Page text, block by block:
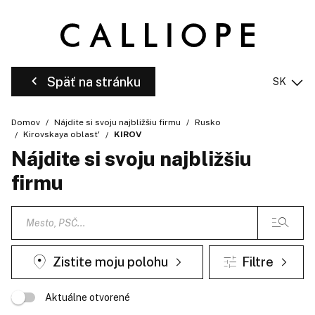
Späť na stránku SK
Domov Nájdite si svoju najbližšiu firmu
Rusko
Kirovskaya oblast'
KIROV
Nájdite si svoju najbližšiu
firmu
Zistite moju polohu Filtre
Aktuálne otvorené